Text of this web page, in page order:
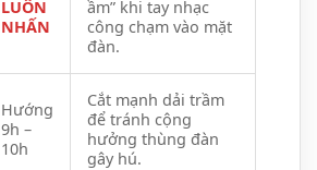
LUÔN
NHẤN
ầm” khi tay nhạc
công chạm vào mặt
đàn.
Hướng
9h –
10h
Cắt mạnh dải trầm
để tránh cộng
hưởng thùng đàn
gây hú.